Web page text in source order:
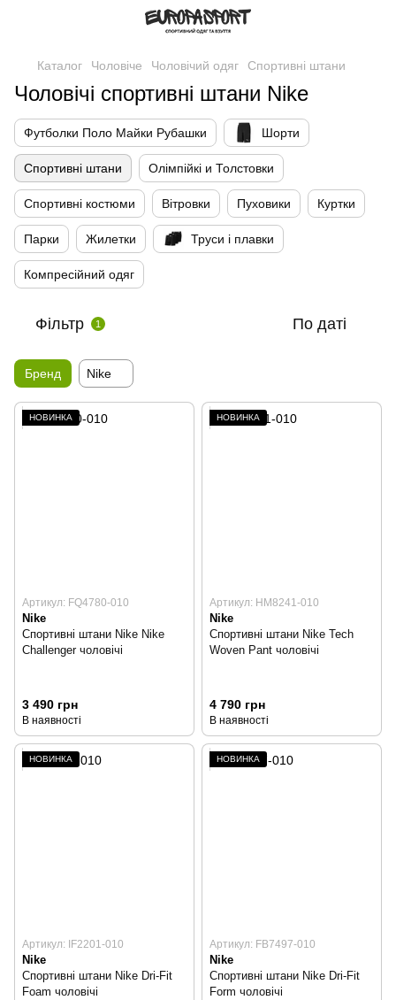
Каталог Чоловіче Чоловічий одяг Спортивні штани
Чоловічі спортивні штани Nike
Футболки Поло Майки Рубашки Шорти
Спортивні штани Олімпійкі и Толстовки
Спортивні костюми Вітровки Пуховики Куртки
Парки Жилетки Труси і плавки
Компресійний одяг
Фільтр 1 По даті
Бренд Nike
НОВИНКА
Артикул: FQ4780-010
Nike
Спортивні штани Nike Nike
Challenger чоловічі
3 490 грн
В наявності
НОВИНКА
Артикул: HM8241-010
Nike
Спортивні штани Nike Tech
Woven Pant чоловічі
4 790 грн
В наявності
НОВИНКА
Артикул: IF2201-010
Nike
Спортивні штани Nike Dri-Fit
Foam чоловічі
НОВИНКА
Артикул: FB7497-010
Nike
Спортивні штани Nike Dri-Fit
Form чоловічі